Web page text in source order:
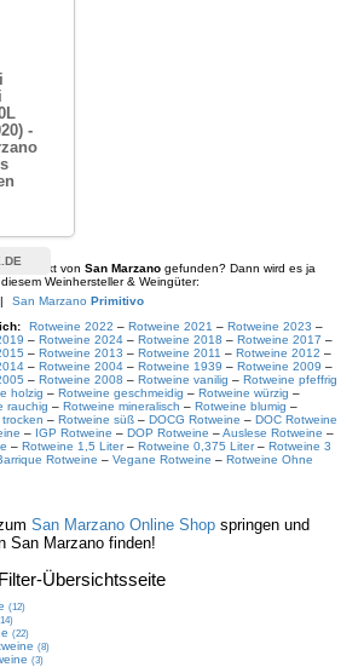
-
-Produkt von San Marzano gefunden? Dann wird es ja
Weinhersteller & Weingüter:
| San Marzano Primitivo
Rotweine 2022 – Rotweine 2021 – Rotweine 2023 –
– Rotweine 2024 – Rotweine 2018 – Rotweine 2017 –
– Rotweine 2013 – Rotweine 2011 – Rotweine 2012 –
– Rotweine 2004 – Rotweine 1939 – Rotweine 2009 –
– Rotweine 2008 – Rotweine vanilig – Rotweine pfeffrig
holzig – Rotweine geschmeidig – Rotweine würzig –
rauchig – Rotweine mineralisch – Rotweine blumig –
– Rotweine süß – DOCG Rotweine – DOC Rotweine
– IGP Rotweine – DOP Rotweine –Auslese Rotweine –
– Rotweine 1,5 Liter– Rotweine 0,375 Liter– Rotweine 3
Rotweine – Vegane Rotweine – Rotweine Ohne
San Marzano Online Shop springen und
San Marzano finden!
Übersichtsseite
(12)
(22)
(8)
(3)